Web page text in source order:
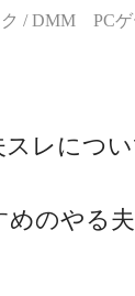
/ DMM PCゲ
レについ
のやる